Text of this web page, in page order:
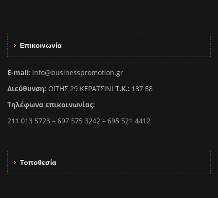
Επικοινωνία
E-mail: info@businesspromotion.gr
Διεύθυνση: ΟΙΤΗΣ 29 ΚΕΡΑΤΣΙΝΙ Τ.Κ.: 187 58
Τηλέφωνα επικοινωνίας:
211 013 5723 – 697 575 3242 – 695 521 4412
Τοποθεσία